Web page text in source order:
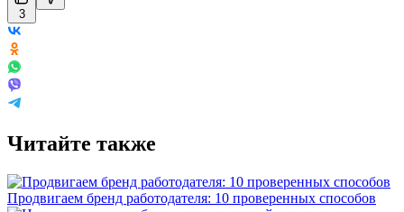
3
Читайте также
Продвигаем бренд работодателя: 10 проверенных способов